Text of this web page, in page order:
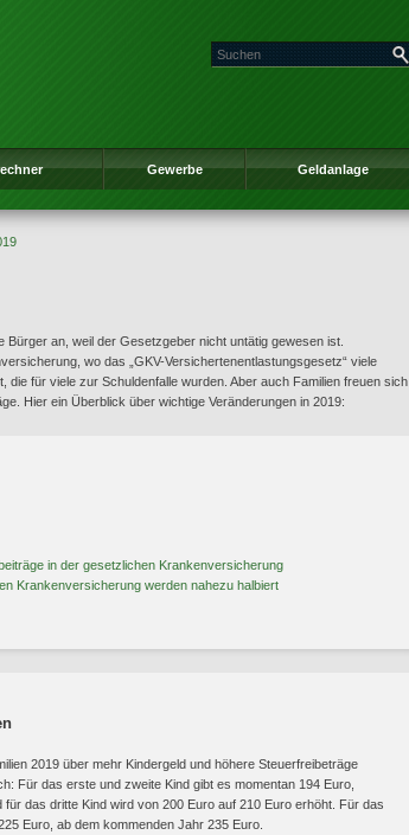
Gewerbe Geldanlage
an, weil der Gesetzgeber nicht untätig gewesen ist.
wo das „GKV-Versichertenentlastungsgesetz“ viele
für viele zur Schuldenfalle wurden. Aber auch Familien freuen sich
Hier ein Überblick über wichtige Veränderungen in 2019:
in der gesetzlichen Krankenversicherung
Krankenversicherung werden nahezu halbiert
2019 über mehr Kindergeld und höhere Steuerfreibeträge
Für das erste und zweite Kind gibt es momentan 194 Euro,
das dritte Kind wird von 200 Euro auf 210 Euro erhöht. Für das
Euro, ab dem kommenden Jahr 235 Euro.